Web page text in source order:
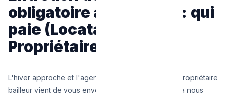
obligatoire à Bruxelles : qui
paie (Locataire ou
Propriétaire) ?
L'hiver approche et l'agence immobilière ou votre propriétaire
bailleur vient de vous envoyer un rappel : "Pensez à nous